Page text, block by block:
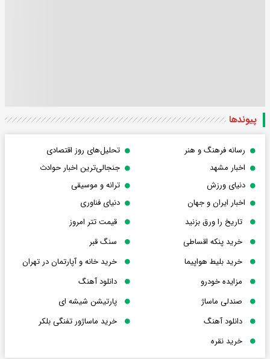
پیوندها
رسانه فرهنگ و هنر
تحلیل‌های روز اقتصادی
اخبار مشهد
جنجالی‌ترین اخبار حوادث
دنیای ورزش
ترانه و موسیقی
اخبار ایران و جهان
دنیای فناوری
تاریخ را ورق بزنید
قیمت تتر امروز
خرید پنکه اقساطی
سنگ قبر
خرید بلیط هواپیما
خرید خانه و آپارتمان در تهران
مزایده خودرو
دانلود آهنگ
صندلی ماساژ
پارتیشن شیشه ای
دانلود آهنگ
خرید ماساژور تفنگی بلکر
خرید نقره